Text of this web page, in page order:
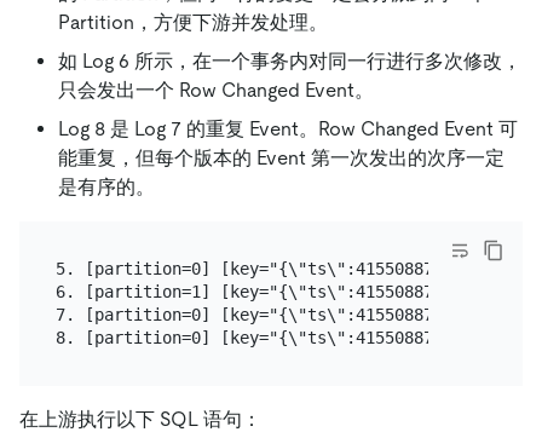
Partition，方便下游并发处理。
如 Log 6 所示，在一个事务内对同一行进行多次修改，
只会发出一个 Row Changed Event。
Log 8 是 Log 7 的重复 Event。Row Changed Event 可
能重复，但每个版本的 Event 第一次发出的次序一定
是有序的。
5. [partition=0]
6. [partition=1]
7. [partition=0]
在上游执行以下 SQL 语句：